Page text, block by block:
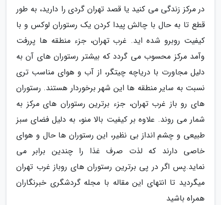
در مرکز زندگی می کنید یا قصد تهران گردی را دارید، به طور
قطع تا به حال با چالش پیدا کردن یک رستوران لوکس و با
کیفیت روبرو شده اید. غرب تهران، جزء منطقه ها پررفت
وآمد مرکز محسوب می گردد که بیشتر رستوران های آن به
دلیل مجاورت با دریاچه چیتگر، از آب و هوای مناسب تری
نسبت به سایر منطقه ها این شهر برخوردار هستند. رستوران
های رو باز غرب تهران، جزء برترین رستوران های مرکز به
شمار می روند. علاوه بر کیفیت بالا منو، به دلیل فضای سبز
طبیعی و چشم انداز بی نظیر، این رستوران ها حال و هوای
خاصی دارند که لذت صرف غذا را چندین برابر می
نماید.پس اگر در پی برترین رستوران های روباز غرب تهران
میگردید تا انتهای این مقاله با مجله گردشگری خبرنگاران
همراه باشید